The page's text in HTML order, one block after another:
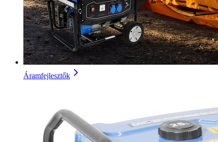
Áramfejlesztők